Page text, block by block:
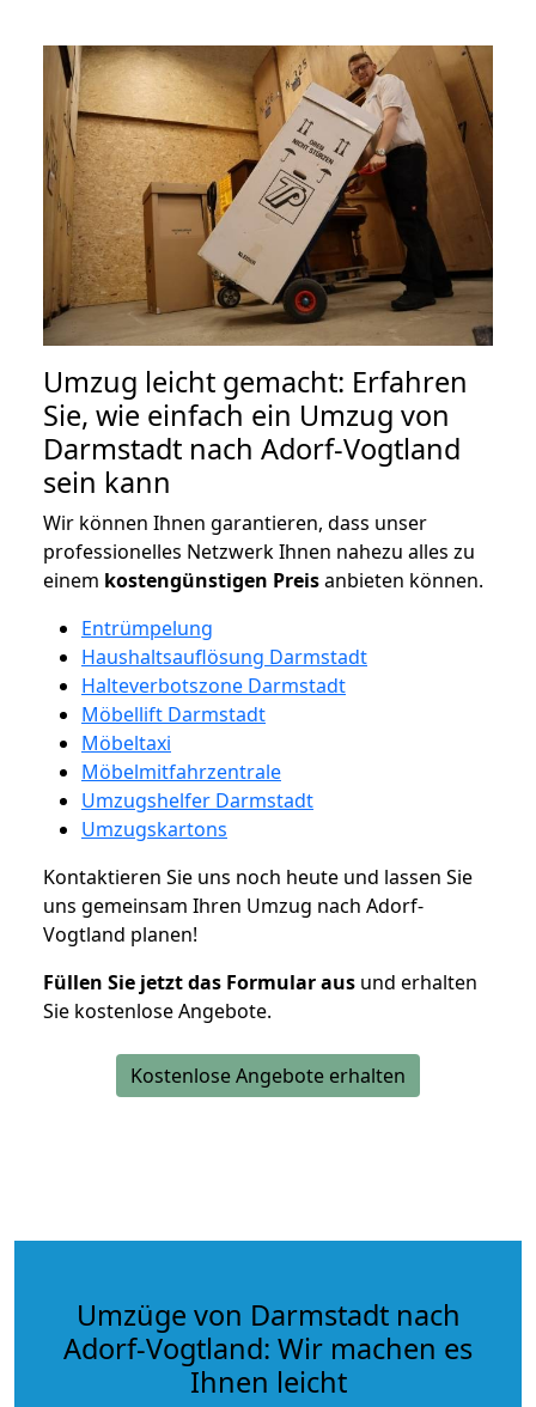
Umzug leicht gemacht: Erfahren
Sie, wie einfach ein Umzug von
Darmstadt nach Adorf-Vogtland
sein kann
Wir können Ihnen garantieren, dass unser
professionelles Netzwerk Ihnen nahezu alles zu
einem kostengünstigen Preisanbieten können.
Entrümpelung
Haushaltsauflösung Darmstadt
Halteverbotszone Darmstadt
Möbellift Darmstadt
Möbeltaxi
Möbelmitfahrzentrale
Umzugshelfer Darmstadt
Umzugskartons
Kontaktieren Sie uns noch heute und lassen Sie
uns gemeinsam Ihren Umzug nach Adorf-
Vogtland planen!
Füllen Sie jetzt das Formular aus und erhalten
Sie kostenlose Angebote.
Kostenlose Angebote erhalten
Umzüge von Darmstadt nach
Adorf-Vogtland: Wir machen es
Ihnen leicht